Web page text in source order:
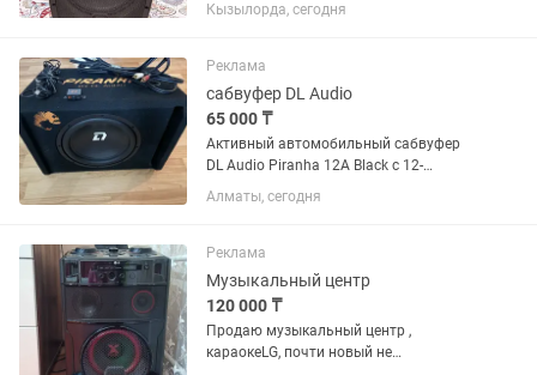
Кызылорда, сегодня
Реклама
сабвуфер DL Audio
65 000 ₸
Активный автомобильный сабвуфер
DL Audio Piranha 12A Black с 12-
дюймовым динамиком и встроенным
усилителем. Состояние нового
хорошо Обмена нет
Алматы, сегодня
Реклама
Музыкальный центр
120 000 ₸
Продаю музыкальный центр ,
караокеLG, почти новый не